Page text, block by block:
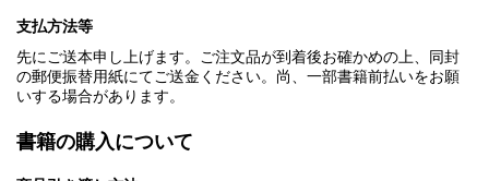
支払方法等
先にご送本申し上げます。ご注文品が到着後お確かめの上、同封
の郵便振替用紙にてご送金ください。尚、一部書籍前払いをお願
いする場合があります。
書籍の購入について